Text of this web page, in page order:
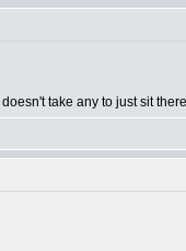
take any to just sit